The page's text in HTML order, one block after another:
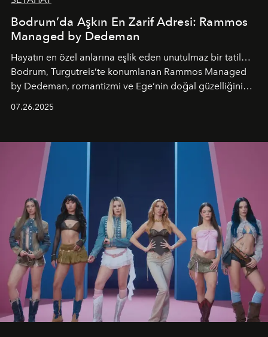
Bodrum’da Aşkın En Zarif Adresi: Rammos
Managed by Dedeman
Hayatın en özel anlarına eşlik eden unutulmaz bir tatil…
Bodrum, Turgutreis’te konumlanan Rammos Managed
by Dedeman, romantizmi ve Ege’nin doğal güzelliğini
07.26.2025